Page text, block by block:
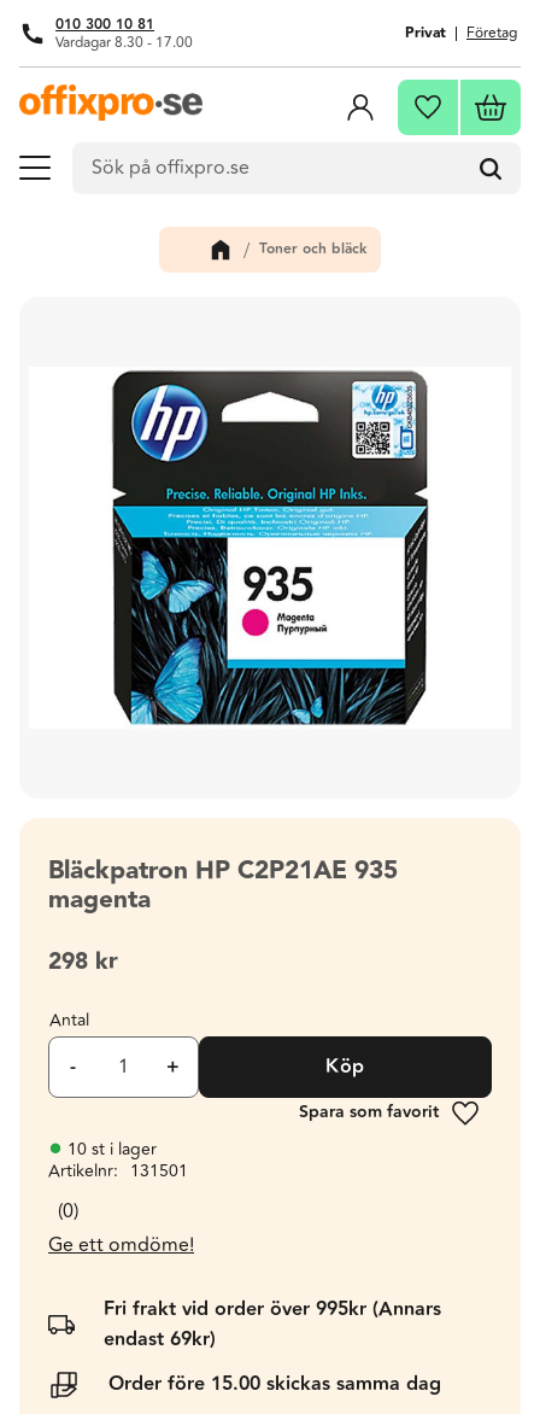
Meny
010 300 10 81
Vardagar 8.30 - 17.00 Privat Företag
Favoriter
Toner och bläck
Bläckpatron HP C2P21AE 935
magenta
298 kr
Antal
+
- Köp
Lägg till
10 st i lager
Artikelnr
131501
0
Ge ett omdöme!
Fri frakt vid order över 995kr (Annars
endast 69kr)
Order före 15.00 skickas samma dag